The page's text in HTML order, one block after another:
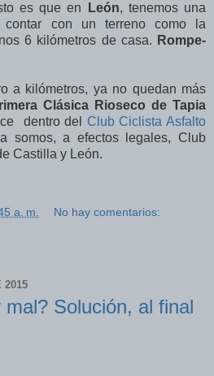
es que en
León, tenemos una
contar con un terreno como la
6 kilómetros de casa. Rompe-
a kilómetros, ya no quedan más
Clásica Rioseco de Tapia
dentro del Club Ciclista Asfalto
somos, a efectos legales, Club
Castilla y León.
a. m. No hay comentarios:
2015
Solución, al final